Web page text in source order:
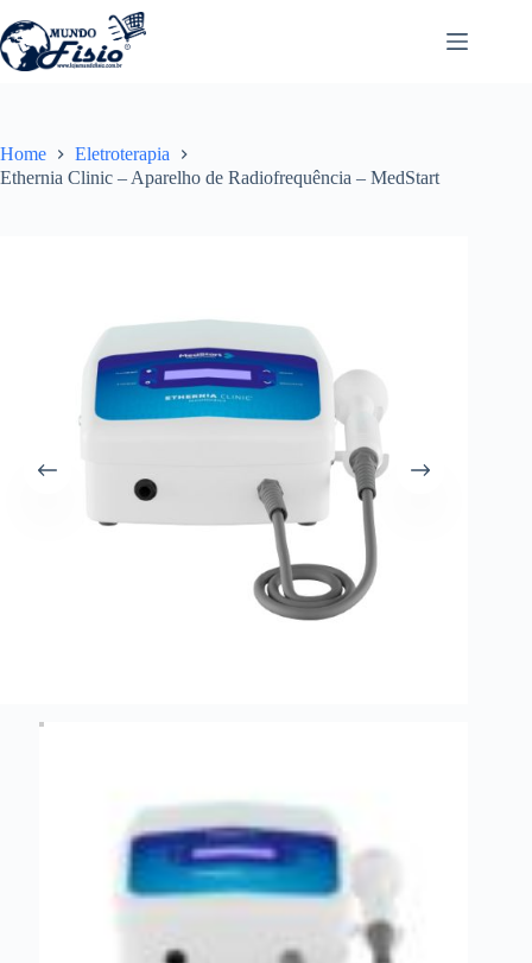
para
o
conteúdo
Home
Eletroterapia
Ethernia Clinic – Aparelho de Radiofrequência – MedStart